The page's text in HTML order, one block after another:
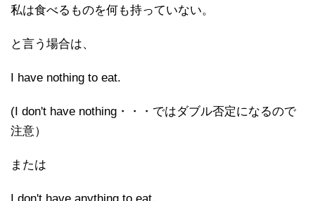
私は食べるものを何も持っていない。
と言う場合は、
I have nothing to eat.
(I don't have nothing・・・ではダブル否定になるので
注意）
または